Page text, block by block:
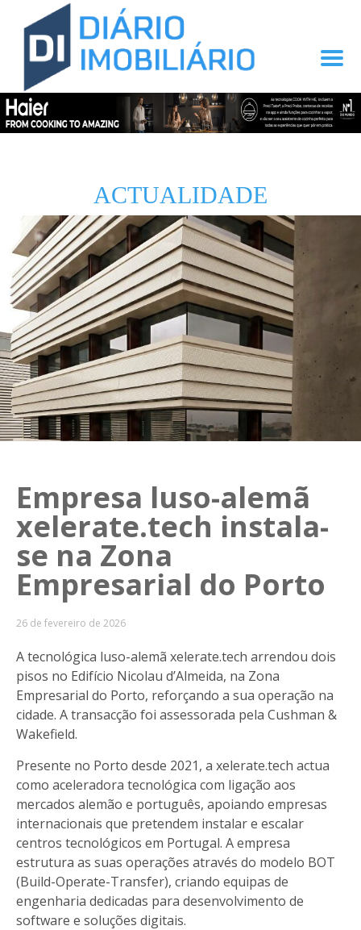
ACTUALIDADE
Empresa luso-alemã
xelerate.tech instala-
se na Zona
Empresarial do Porto
26 de fevereiro de 2026
A tecnológica luso-alemã xelerate.tech arrendou dois
pisos no Edifício Nicolau d’Almeida, na Zona
Empresarial do Porto, reforçando a sua operação na
cidade. A transacção foi assessorada pela Cushman &
Wakefield.
Presente no Porto desde 2021, a xelerate.tech actua
como aceleradora tecnológica com ligação aos
mercados alemão e português, apoiando empresas
internacionais que pretendem instalar e escalar
centros tecnológicos em Portugal. A empresa
estrutura as suas operações através do modelo BOT
(Build-Operate-Transfer), criando equipas de
engenharia dedicadas para desenvolvimento de
software e soluções digitais.